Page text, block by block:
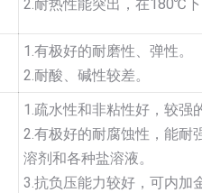
2.耐热性能突出，在180℃
1.有极好的耐磨性、弹性。
2.耐酸、碱性较差。
1.疏水性和非粘性好，较强
2.有极好的耐腐蚀性，能耐
溶剂和各种盐溶液。
3.抗负压能力较好，可内加